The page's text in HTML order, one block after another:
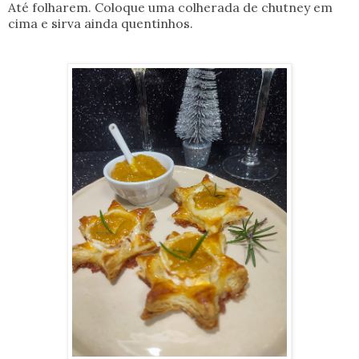
Até folharem. Coloque uma colherada de chutney em
cima e sirva ainda quentinhos.